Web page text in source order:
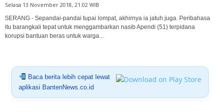
Selasa 13 November 2018, 21:02 WIB
SERANG - Sepandai-pandai tupai lompat, akhirnya ia jatuh juga. Peribahasa
itu barangkali tepat untuk menggambarkan nasib Apendi (51) terpidana
korupsi bantuan beras untuk warga...
Baca berita lebih cepat lewat
aplikasi BantenNews.co.id